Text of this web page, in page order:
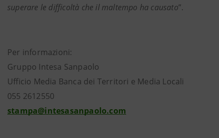
superare le difficoltà che il maltempo ha causato”.
Per informazioni:
Gruppo Intesa Sanpaolo
Ufficio Media Banca dei Territori e Media Locali
055 2612550
stampa@intesasanpaolo.com